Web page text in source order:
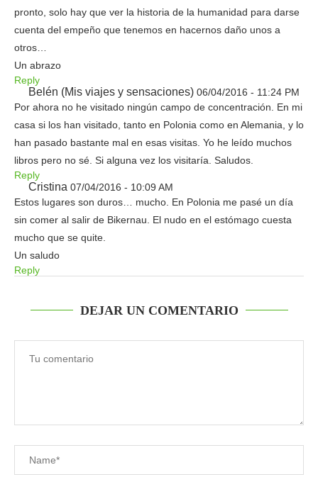
pronto, solo hay que ver la historia de la humanidad para darse
cuenta del empeño que tenemos en hacernos daño unos a
otros…
Un abrazo
Reply
Belén (Mis viajes y sensaciones) 06/04/2016 - 11:24 PM
Por ahora no he visitado ningún campo de concentración. En mi
casa si los han visitado, tanto en Polonia como en Alemania, y lo
han pasado bastante mal en esas visitas. Yo he leído muchos
libros pero no sé. Si alguna vez los visitaría. Saludos.
Reply
Cristina 07/04/2016 - 10:09 AM
Estos lugares son duros… mucho. En Polonia me pasé un día
sin comer al salir de Bikernau. El nudo en el estómago cuesta
mucho que se quite.
Un saludo
Reply
DEJAR UN COMENTARIO